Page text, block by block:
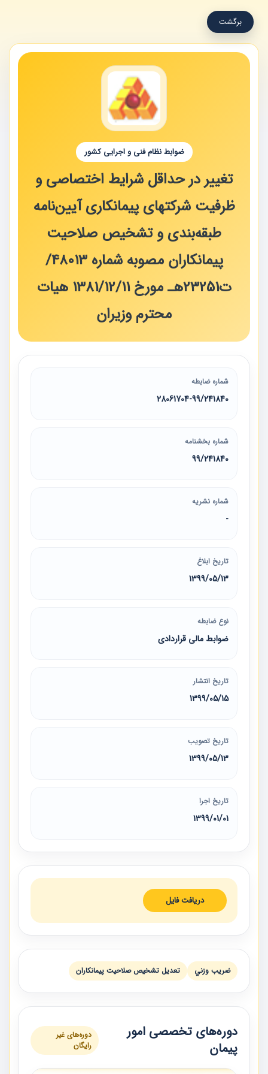
برگشت
ضوابط نظام فنی و اجرایی کشور
تغییر در حداقل شرایط اختصاصی و
ظرفیت شرکتهای پیمانکاری آیین‌نامه
طبقه‌بندی و تشخیص صلاحیت
پیمانکاران مصوبه شماره 48013‏/
ت23251هـ مورخ 11‏/12‏/1381 هیات
محترم وزیران
شماره ضابطه
28061704-99/241840
شماره بخشنامه
99/241840
شماره نشریه
-
تاریخ ابلاغ
1399/05/13
نوع ضابطه
ضوابط مالی قراردادی
تاریخ انتشار
1399/05/15
تاریخ تصویب
1399/05/13
تاریخ اجرا
1399/01/01
دریافت فایل
ضريب وزني تعديل تشخيص صلاحيت پيمانكاران
دوره‌های تخصصی امور
پیمان
دوره‌های غیر
رایگان